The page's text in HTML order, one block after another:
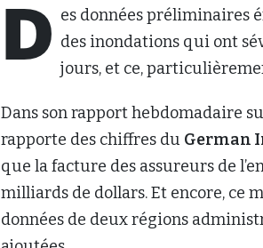
D es données préliminaires
des inondations qui ont
jours, et ce,
Dans son rapport hebdomadaire
rapporte des chiffres du German
que la facture des assureurs de
milliards de dollars. Et encore, ce
données de deux régions